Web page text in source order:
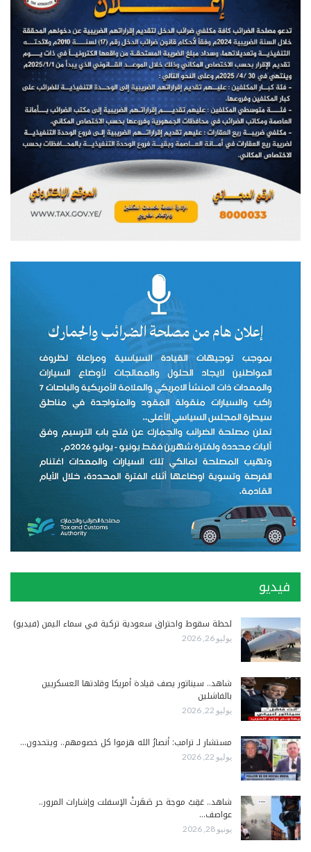
فيديو
لحظة سقوط واحتراق سعودية تركية في سماء اليمن (فيديو)
يوليو 26, 2026
شاهد.. سيناتور يصف قيادة أمريكا وقادتها العسكريين
بالفاشلين
يوليو 22, 2026
مستشار لـ ترامب: أنصارُ الله هزموا كل خصومهم.. ويتحدون…
يوليو 22, 2026
شاهد.. عَقِبْ موجة حر صَهَرتْ الإسفلت وإشارات المرور..
عواصف…
يونيو 28, 2026